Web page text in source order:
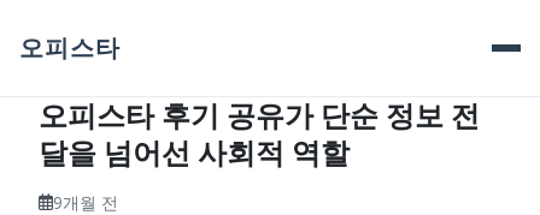
오피스타
오피스타 후기 공유가 단순 정보 전
달을 넘어선 사회적 역할
9개월 전